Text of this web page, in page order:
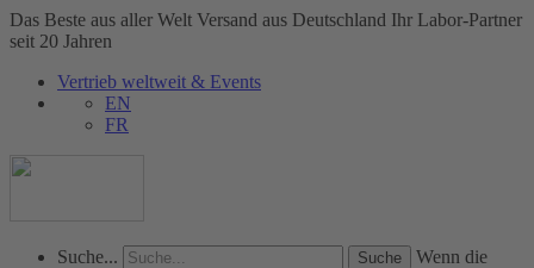
Das Beste aus aller Welt Versand aus Deutschland Ihr Labor-Partner
seit 20 Jahren
Vertrieb weltweit & Events
EN
FR
Suche...
Wenn die